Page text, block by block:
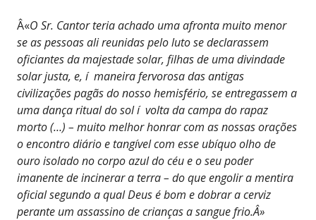
Â«O Sr. Cantor teria achado uma afronta muito menor
se as pessoas ali reunidas pelo luto se declarassem
oficiantes da majestade solar, filhas de uma divindade
solar justa, e, í maneira fervorosa das antigas
civilizações pagãs do nosso hemisfério, se entregassem a
uma dança ritual do sol í volta da campa do rapaz
morto (…) – muito melhor honrar com as nossas orações
o encontro diário e tangível com esse ubíquo olho de
ouro isolado no corpo azul do céu e o seu poder
imanente de incinerar a terra – do que engolir a mentira
oficial segundo a qual Deus é bom e dobrar a cerviz
perante um assassino de crianças a sangue frio.Â»